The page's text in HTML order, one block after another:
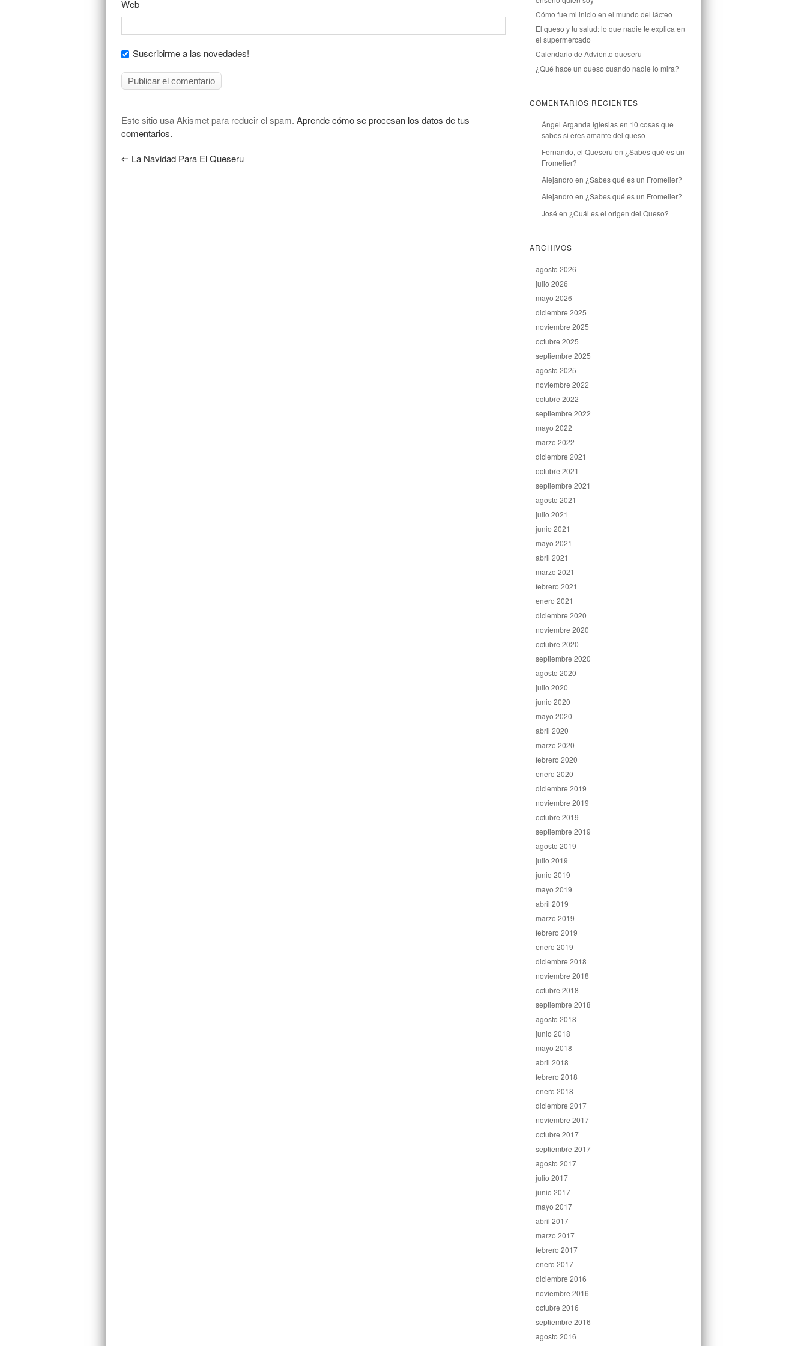
Web
Suscribirme a las novedades!
Este sitio usa Akismet para reducir el spam. Aprende cómo se procesan los datos de tus
comentarios.
⇐ La Navidad Para El Queseru
Cómo fue mi inicio en el mundo del lácteo
El queso y tu salud: lo que nadie te explica en
el supermercado
Calendario de Adviento queseru
¿Qué hace un queso cuando nadie lo mira?
COMENTARIOS RECIENTES
Ángel Arganda Iglesiasen 10 cosas que
sabes si eres amante del queso
Fernando, el Queseru en ¿Sabes qué es un
Fromelier?
Alejandro en ¿Sabes qué es un Fromelier?
Alejandro en ¿Sabes qué es un Fromelier?
José en ¿Cuál es el origen del Queso?
ARCHIVOS
agosto 2026
julio 2026
mayo 2026
diciembre 2025
noviembre 2025
octubre 2025
septiembre 2025
agosto 2025
noviembre 2022
octubre 2022
septiembre 2022
mayo 2022
marzo 2022
diciembre 2021
octubre 2021
septiembre 2021
agosto 2021
julio 2021
junio 2021
mayo 2021
abril 2021
marzo 2021
febrero 2021
enero 2021
diciembre 2020
noviembre 2020
octubre 2020
septiembre 2020
agosto 2020
julio 2020
junio 2020
mayo 2020
abril 2020
marzo 2020
febrero 2020
enero 2020
diciembre 2019
noviembre 2019
octubre 2019
septiembre 2019
agosto 2019
julio 2019
junio 2019
mayo 2019
abril 2019
marzo 2019
febrero 2019
enero 2019
diciembre 2018
noviembre 2018
octubre 2018
septiembre 2018
agosto 2018
junio 2018
mayo 2018
abril 2018
febrero 2018
enero 2018
diciembre 2017
noviembre 2017
octubre 2017
septiembre 2017
agosto 2017
julio 2017
junio 2017
mayo 2017
abril 2017
marzo 2017
febrero 2017
enero 2017
diciembre 2016
noviembre 2016
octubre 2016
septiembre 2016
agosto 2016